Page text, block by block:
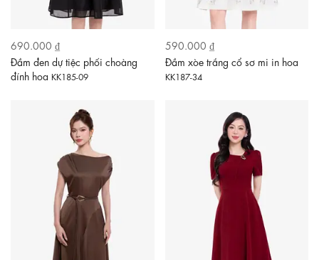
690.000 ₫
Đầm đen dự tiệc phối choàng
đính hoa KK185-09
590.000 ₫
Đầm xòe trắng cổ sơ mi in hoa
KK187-34